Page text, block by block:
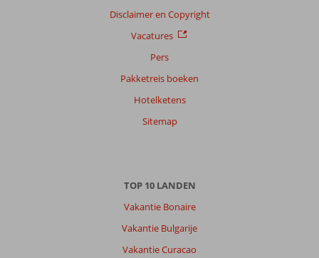
Disclaimer en Copyright
Vacatures
Pers
Pakketreis boeken
Hotelketens
Sitemap
TOP 10 LANDEN
Vakantie Bonaire
Vakantie Bulgarije
Vakantie Curacao